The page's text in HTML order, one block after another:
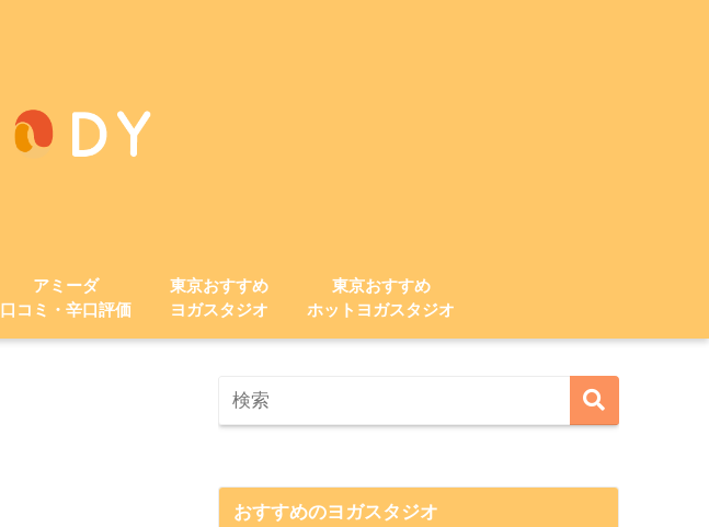
アミーダ
口コミ・辛口評価
東京おすすめ
ヨガスタジオ
東京おすすめ
ホットヨガスタジオ
おすすめのヨガスタジオ